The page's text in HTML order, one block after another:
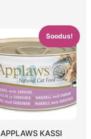
Soodus!
APPLAWS KASSI